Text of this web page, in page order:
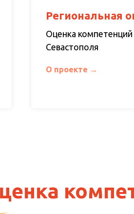
Региональная
Оценка компетенций
Севастополя
О проекте